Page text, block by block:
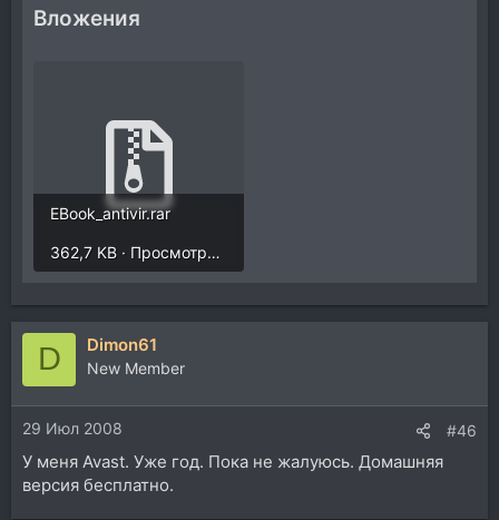
Вложения
EBook_antivir.rar
362,7 KB · Просмотры: 10
D Dimon61
New Member
29 Июл 2008 #46
У меня Avast. Уже год. Пока не жалуюсь. Домашняя
версия бесплатно.